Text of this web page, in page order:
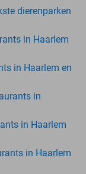
dierenparken
in Haarlem
in Haarlem en
in
in Haarlem
in Haarlem